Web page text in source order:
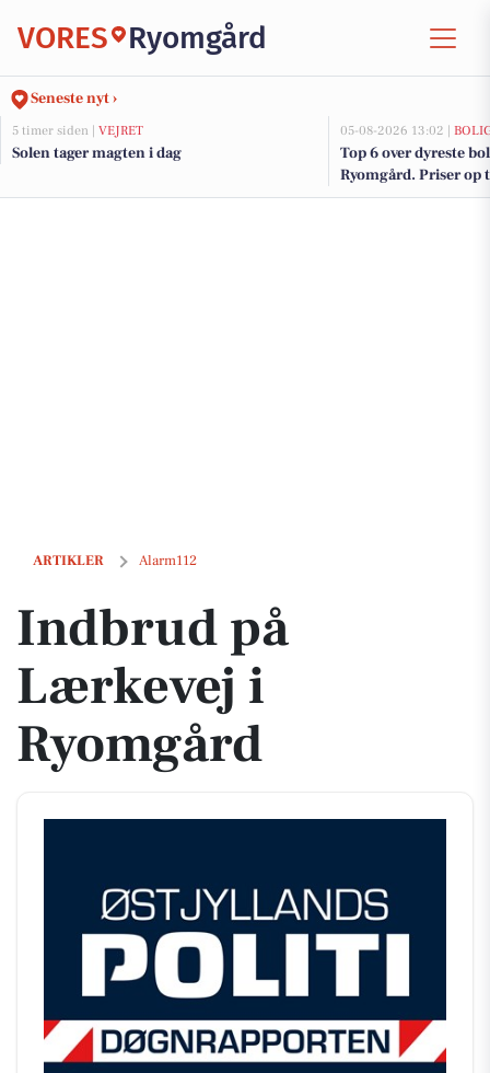
VORES Ryomgård
Seneste nyt ›
5 timer siden | VEJRET
Solen tager magten i dag
05-08-2026 13:02 |
Top 6 over dyreste
Ryomgård. Priser op
ARTIKLER Alarm112
Indbrud på Lærkevej i Ryomgård
Indbrud på
Lærkevej i
Ryomgård